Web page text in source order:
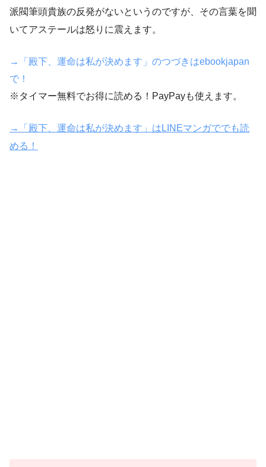
派閥筆頭貴族の反発がないというのですが、その言葉を聞
いてアステールは怒りに震えます。
→「殿下、運命は私が決めます」のつづきはebookjapan
で！
※タイマー無料でお得に読める！PayPayも使えます。
→「殿下、運命は私が決めます」はLINEマンガででも読
める！